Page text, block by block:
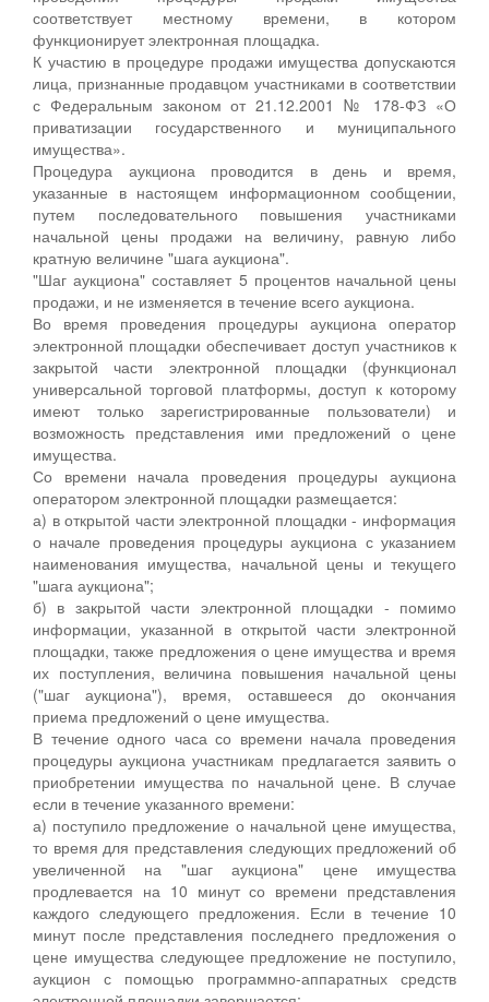
соответствует местному времени, в котором
функционирует электронная площадка.
К участию в процедуре продажи имущества допускаются
лица, признанные продавцом участниками в соответствии
с Федеральным законом от 21.12.2001 № 178-ФЗ «О
приватизации государственного и муниципального
имущества».
Процедура аукциона проводится в день и время,
указанные в настоящем информационном сообщении,
путем последовательного повышения участниками
начальной цены продажи на величину, равную либо
кратную величине "шага аукциона".
"Шаг аукциона" составляет 5 процентов начальной цены
продажи, и не изменяется в течение всего аукциона.
Во время проведения процедуры аукциона оператор
электронной площадки обеспечивает доступ участников к
закрытой части электронной площадки (функционал
универсальной торговой платформы, доступ к которому
имеют только зарегистрированные пользователи) и
возможность представления ими предложений о цене
имущества.
Со времени начала проведения процедуры аукциона
оператором электронной площадки размещается:
а) в открытой части электронной площадки - информация
о начале проведения процедуры аукциона с указанием
наименования имущества, начальной цены и текущего
"шага аукциона";
б) в закрытой части электронной площадки - помимо
информации, указанной в открытой части электронной
площадки, также предложения о цене имущества и время
их поступления, величина повышения начальной цены
("шаг аукциона"), время, оставшееся до окончания
приема предложений о цене имущества.
В течение одного часа со времени начала проведения
процедуры аукциона участникам предлагается заявить о
приобретении имущества по начальной цене. В случае
если в течение указанного времени:
а) поступило предложение о начальной цене имущества,
то время для представления следующих предложений об
увеличенной на "шаг аукциона" цене имущества
продлевается на 10 минут со времени представления
каждого следующего предложения. Если в течение 10
минут после представления последнего предложения о
цене имущества следующее предложение не поступило,
аукцион с помощью программно-аппаратных средств